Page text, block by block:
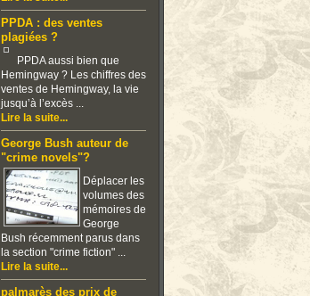
PPDA : des ventes
plagiées ?
PPDA aussi bien que
Hemingway ? Les chiffres des
ventes de Hemingway, la vie
jusqu’à l’excès ...
Lire la suite...
George Bush auteur de
"crime novels"?
Déplacer les
volumes des
mémoires de
George
Bush récemment parus dans
la section "crime fiction" ...
Lire la suite...
palmarès des prix de